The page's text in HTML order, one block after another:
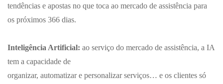
tendências e apostas no que toca ao mercado de assistência para
os próximos 366 dias.
Inteligência Artificial: ao serviço do mercado de assistência, a IA
tem a capacidade de
organizar, automatizar e personalizar serviços… e os clientes só